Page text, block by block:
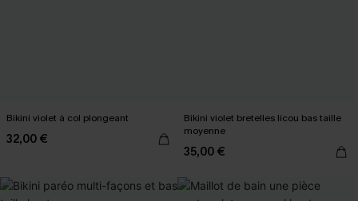
Bikini violet à col plongeant
32,00 €
Bikini violet bretelles licou bas taille
moyenne
35,00 €